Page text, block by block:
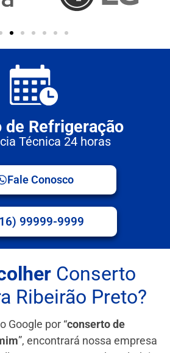
de Refrigeração
Técnica 24 horas
Fale Conosco
99999-9999
Conserto
Ribeirão Preto?
Google por “conserto de
”, encontrará nossa empresa